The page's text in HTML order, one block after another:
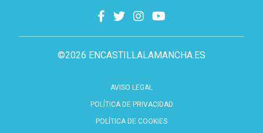
©2026 ENCASTILLALAMANCHA.ES
AVISO LEGAL
POLÍTICA DE PRIVACIDAD
POLÍTICA DE COOKIES